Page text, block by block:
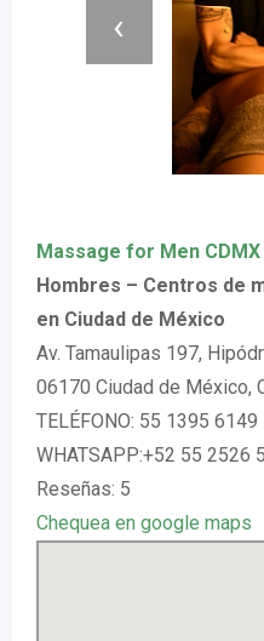
‹
Massage for Men CDMX
Hombres – Centros de
en Ciudad de México
Av. Tamaulipas 197,
06170 Ciudad de México,
TELÉFONO: 55 1395 6149
WHATSAPP:+52 55 2526
Reseñas: 5
Chequea en google maps